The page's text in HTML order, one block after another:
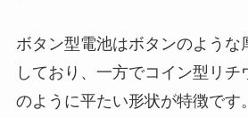
ボタン型電池はボタンのような
しており、一方でコイン型リチ
のように平たい形状が特徴です。